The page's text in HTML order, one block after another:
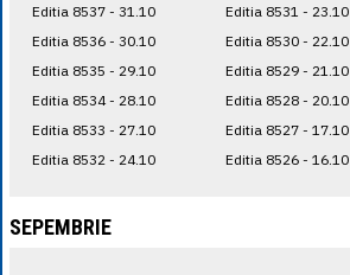
Editia 8537 - 31.10
Editia 8536 - 30.10
Editia 8535 - 29.10
Editia 8534 - 28.10
Editia 8533 - 27.10
Editia 8532 - 24.10
Editia 8531 - 23.10
Editia 8530 - 22.10
Editia 8529 - 21.10
Editia 8528 - 20.10
Editia 8527 - 17.10
Editia 8526 - 16.10
SEPEMBRIE